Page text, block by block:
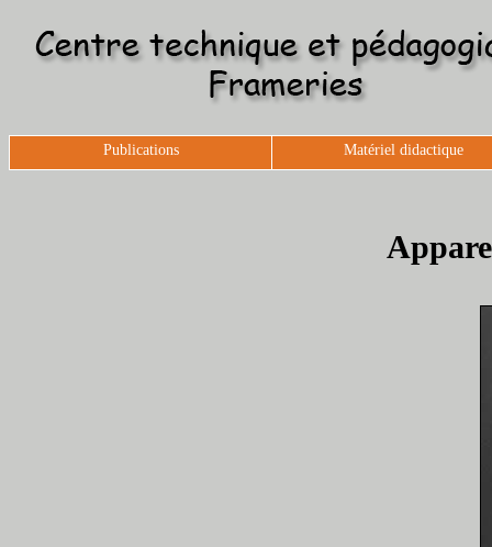
Publications Matériel didactique